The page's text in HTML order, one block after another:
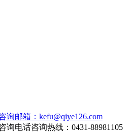
询邮箱：kefu@qiye126.com
咨询热线：0431-88981105